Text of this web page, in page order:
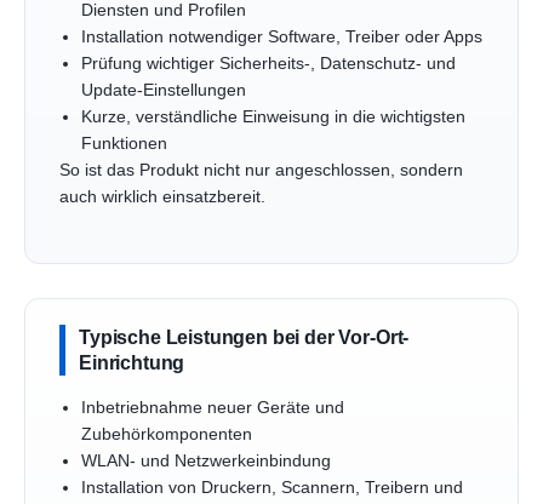
Diensten und Profilen
Installation notwendiger Software, Treiber oder Apps
Prüfung wichtiger Sicherheits-, Datenschutz- und
Update-Einstellungen
Kurze, verständliche Einweisung in die wichtigsten
Funktionen
So ist das Produkt nicht nur angeschlossen, sondern
auch wirklich einsatzbereit.
Typische Leistungen bei der Vor-Ort-
Einrichtung
Inbetriebnahme neuer Geräte und
Zubehörkomponenten
WLAN- und Netzwerkeinbindung
Installation von Druckern, Scannern, Treibern und